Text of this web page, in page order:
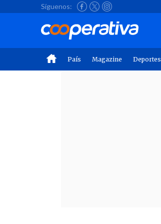
Síguenos:
País Magazine Deportes